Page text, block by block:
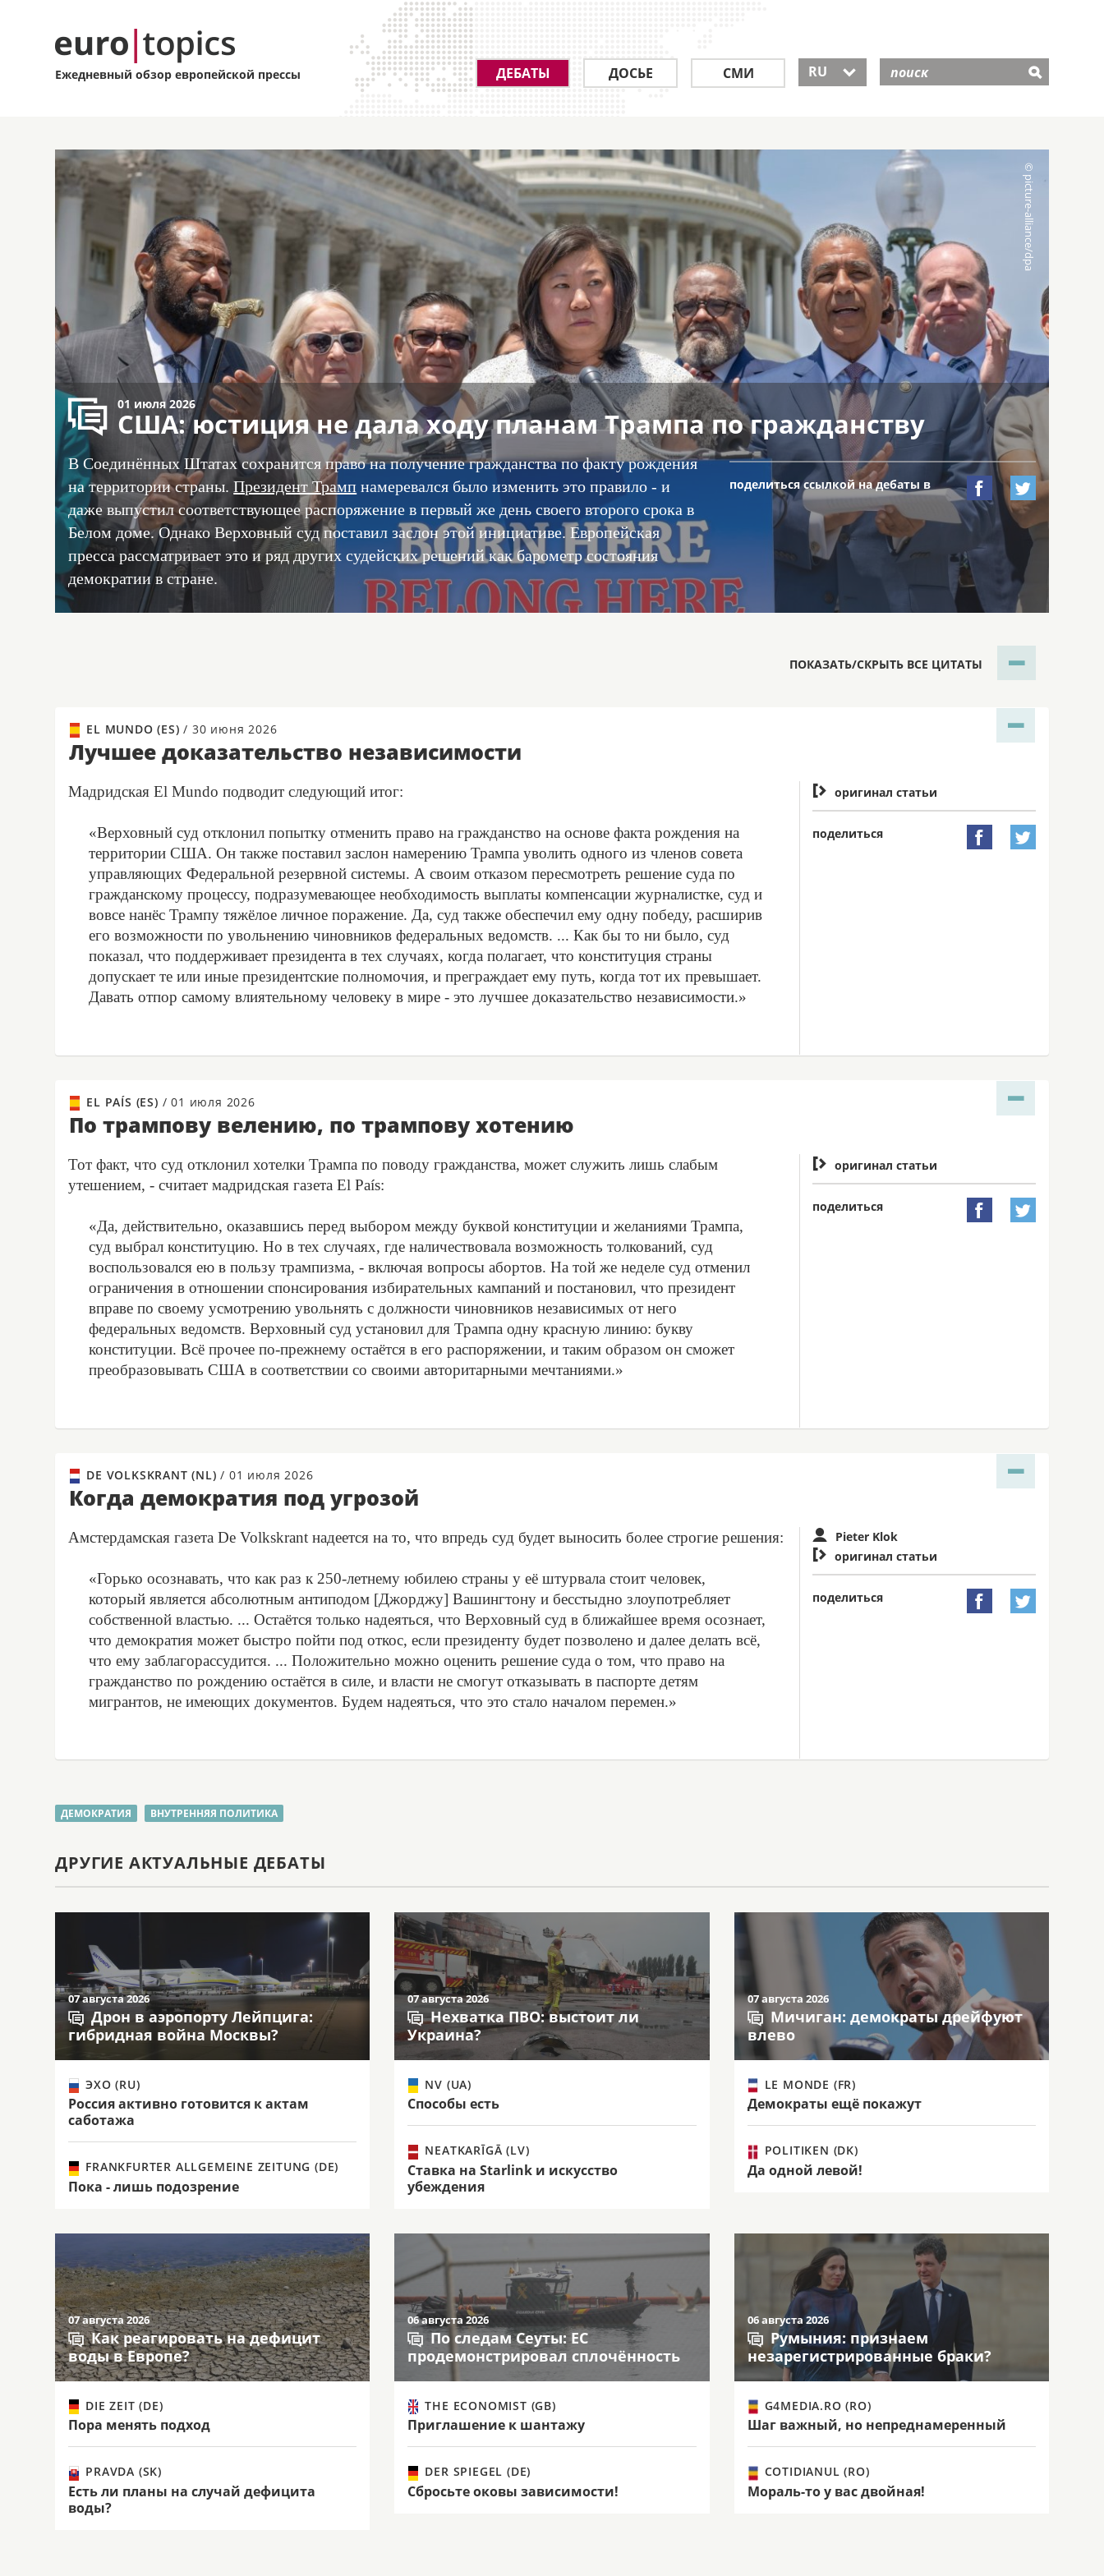
Ежедневный обзор европейской прессы ДЕБАТЫ ДОСЬЕ СМИ RU 
01 июля 2026
США: юстиция не дала ходу планам Трампа по гражданству
В Соединённых Штатах сохранится право на получение гражданства по факту рождения
на территории страны.Президент Трамп намеревался было изменить это правило - и
даже выпустил соответствующее распоряжение в первый же день своего второго срока в
Белом доме. Однако Верховный суд поставил заслон этой инициативе. Европейская
пресса рассматривает это и ряд других судейских решений как барометр состояния
демократии в стране.
поделиться ссылкой на дебаты в  
ПОКАЗАТЬ/СКРЫТЬ ВСЕ ЦИТАТЫ
EL MUNDO (ES)/ 30 июня 2026
Лучшее доказательство независимости
Мадридская El Mundo подводит следующий итог:
«Верховный суд отклонил попытку отменить право на гражданство на основе факта рождения на
территории США. Он также поставил заслон намерению Трампа уволить одного из членов совета
управляющих Федеральной резервной системы. А своим отказом пересмотреть решение суда по
гражданскому процессу, подразумевающее необходимость выплаты компенсации журналистке, суд и
вовсе нанёс Трампу тяжёлое личное поражение. Да, суд также обеспечил ему одну победу, расширив
его возможности по увольнению чиновников федеральных ведомств. ... Как бы то ни было, суд
показал, что поддерживает президента в тех случаях, когда полагает, что конституция страны
допускает те или иные президентские полномочия, и преграждает ему путь, когда тот их превышает.
Давать отпор самому влиятельному человеку в мире - это лучшее доказательство независимости.»
 оригинал статьи
поделиться  
EL PAÍS (ES) / 01 июля 2026
По трампову велению, по трампову хотению
Тот факт, что суд отклонил хотелки Трампа по поводу гражданства, может служить лишь слабым
утешением, - считает мадридская газета El País:
«Да, действительно, оказавшись перед выбором между буквой конституции и желаниями Трампа,
суд выбрал конституцию. Но в тех случаях, где наличествовала возможность толкований, суд
воспользовался ею в пользу трампизма, - включая вопросы абортов. На той же неделе суд отменил
ограничения в отношении спонсирования избирательных кампаний и постановил, что президент
вправе по своему усмотрению увольнять с должности чиновников независимых от него
федеральных ведомств. Верховный суд установил для Трампа одну красную линию: букву
конституции. Всё прочее по-прежнему остаётся в его распоряжении, и таким образом он сможет
преобразовывать США в соответствии со своими авторитарными мечтаниями.»
 оригинал статьи
поделиться  
DE VOLKSKRANT (NL)/ 01 июля 2026
Когда демократия под угрозой
Амстердамская газета De Volkskrant надеется на то, что впредь суд будет выносить более строгие решения:
«Горько осознавать, что как раз к 250-летнему юбилею страны у её штурвала стоит человек,
который является абсолютным антиподом [Джорджу] Вашингтону и бесстыдно злоупотребляет
собственной властью. ... Остаётся только надеяться, что Верховный суд в ближайшее время осознает,
что демократия может быстро пойти под откос, если президенту будет позволено и далее делать всё,
что ему заблагорассудится. ... Положительно можно оценить решение суда о том, что право на
гражданство по рождению остаётся в силе, и власти не смогут отказывать в паспорте детям
мигрантов, не имеющих документов. Будем надеяться, что это стало началом перемен.»
Pieter Klok
 оригинал статьи
поделиться  
ДЕМОКРАТИЯ ВНУТРЕННЯЯ ПОЛИТИКА
ДРУГИЕ АКТУАЛЬНЫЕ ДЕБАТЫ
07 августа 2026
Дрон в аэропорту Лейпцига:
гибридная война Москвы?
ЭХО (RU)
Россия активно готовится к актам
саботажа
FRANKFURTER ALLGEMEINE ZEITUNG (DE)
Пока - лишь подозрение
07 августа 2026
Нехватка ПВО: выстоит ли
Украина?
NV (UA)
Способы есть
NEATKARĪGĀ (LV)
Ставка на Starlink и искусство
убеждения
07 августа 2026
Мичиган: демократы дрейфуют
влево
LE MONDE (FR)
Демократы ещё покажут
POLITIKEN (DK)
Да одной левой!
07 августа 2026
Как реагировать на дефицит
воды в Европе?
DIE ZEIT (DE)
Пора менять подход
PRAVDA (SK)
Есть ли планы на случай дефицита
воды?
06 августа 2026
По следам Сеуты: ЕС
продемонстрировал сплочённость
THE ECONOMIST (GB)
Приглашение к шантажу
DER SPIEGEL (DE)
Сбросьте оковы зависимости!
06 августа 2026
Румыния: признаем
незарегистрированные браки?
G4MEDIA.RO (RO)
Шаг важный, но непреднамеренный
COTIDIANUL (RO)
Мораль-то у вас двойная!